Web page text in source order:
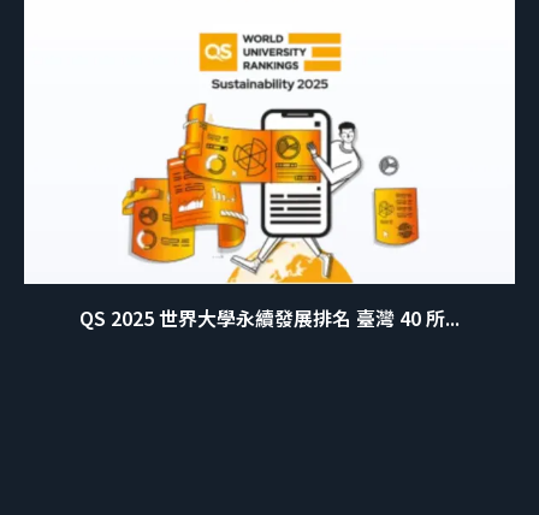
QS 2025 世界大學永續發展排名 臺灣 40 所...